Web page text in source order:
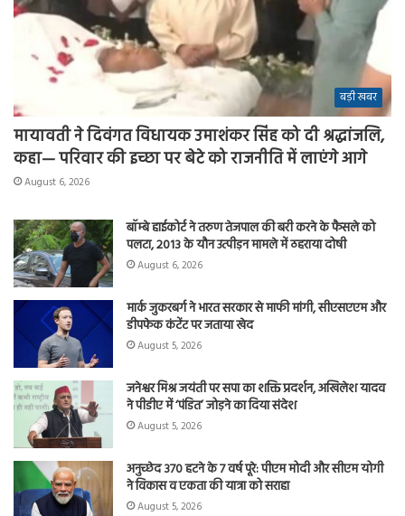
बड़ी खबर
मायावती ने दिवंगत विधायक उमाशंकर सिंह को दी श्रद्धांजलि,
कहा— परिवार की इच्छा पर बेटे को राजनीति में लाएंगे आगे
August 6, 2026
बॉम्बे हाईकोर्ट ने तरुण तेजपाल की बरी करने के फैसले को
पलटा, 2013 के यौन उत्पीड़न मामले में ठहराया दोषी
August 6, 2026
मार्क जुकरबर्ग ने भारत सरकार से माफी मांगी, सीएसएएम और
डीपफेक कंटेंट पर जताया खेद
August 5, 2026
जनेश्वर मिश्र जयंती पर सपा का शक्ति प्रदर्शन, अखिलेश यादव
ने पीडीए में ‘पंडित’ जोड़ने का दिया संदेश
August 5, 2026
अनुच्छेद 370 हटने के 7 वर्ष पूरे: पीएम मोदी और सीएम योगी
ने विकास व एकता की यात्रा को सराहा
August 5, 2026